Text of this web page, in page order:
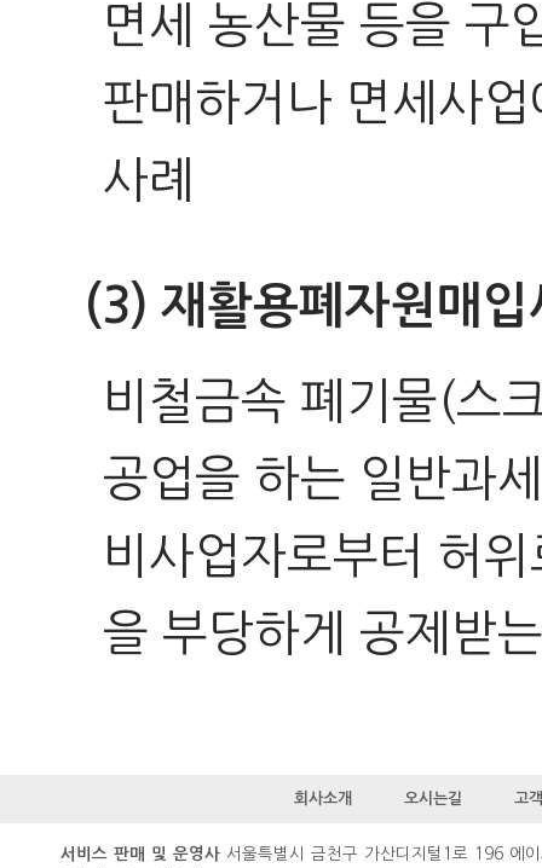
면세 농산물 등을 구
판매하거나 면세사
사례
(3) 재활용폐자원매
비철금속 폐기물(스
공업을 하는 일반과
비사업자로부터 허
을 부당하게 공제받
회사소개 오시는길 고
서비스 판매 및 운영사 서울특별시 금천구 가산디지털1로 196 에